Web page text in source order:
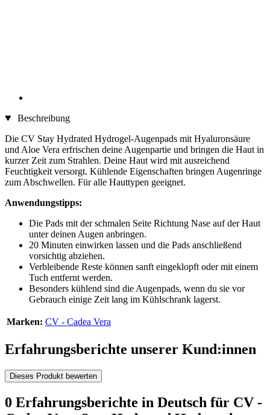
Beschreibung
Die CV Stay Hydrated Hydrogel-Augenpads mit Hyaluronsäure
und Aloe Vera erfrischen deine Augenpartie und bringen die Haut in
kurzer Zeit zum Strahlen. Deine Haut wird mit ausreichend
Feuchtigkeit versorgt. Kühlende Eigenschaften bringen Augenringe
zum Abschwellen. Für alle Hauttypen geeignet.
Anwendungstipps:
Die Pads mit der schmalen Seite Richtung Nase auf der Haut
unter deinen Augen anbringen.
20 Minuten einwirken lassen und die Pads anschließend
vorsichtig abziehen.
Verbleibende Reste können sanft eingeklopft oder mit einem
Tuch entfernt werden.
Besonders kühlend sind die Augenpads, wenn du sie vor
Gebrauch einige Zeit lang im Kühlschrank lagerst.
Marken: CV - Cadea Vera
Erfahrungsberichte unserer Kund:innen
Dieses Produkt bewerten
0 Erfahrungsberichte in Deutsch für CV -